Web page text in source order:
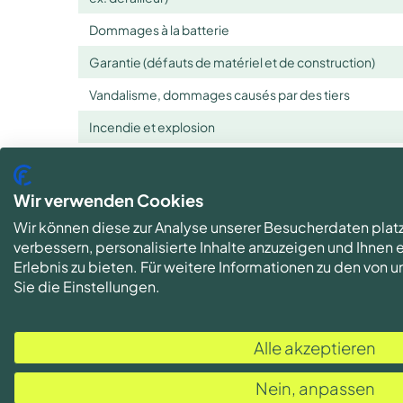
Dommages à la batterie
Garantie (défauts de matériel et de construction)
Vandalisme, dommages causés par des tiers
Incendie et explosion
Vol avec effraction
Vol aggravé
Est assuré votre vélo électrique / vélo
Accessoires (uniquement les pièces
Qu’est-ce qui est exclut de
Wir verwenden Cookies
Wir können diese zur Analyse unserer Besucherdaten
verbessern, personalisierte Inhalte anzuzeigen und
Erlebnis zu bieten. Für weitere Informationen zu den von
Sie die Einstellungen.
Alle akzeptieren
Nein, anpassen